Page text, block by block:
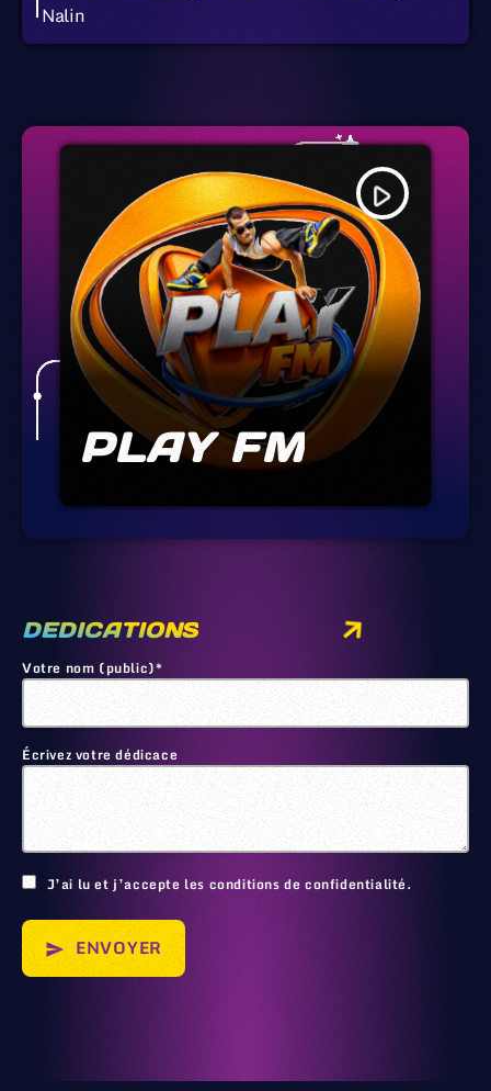
Nalin
play_arrow
PLAY FM
DEDICATIONS
Votre nom (public)*
Écrivez votre dédicace
J’ai lu et j’accepte les conditions de confidentialité.
send ENVOYER